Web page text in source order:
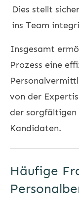
Dies stellt
ins Team
Insgesamt
Prozess eine
von der
der sorgfältigen
Kandidaten.
Häufige